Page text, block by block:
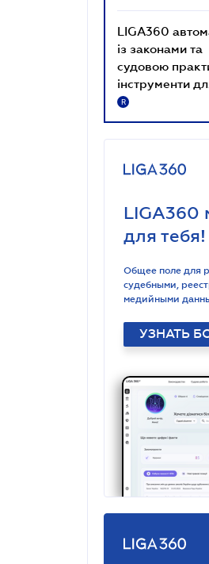
LIGA360
із законами та
судовою
інструменти
R
LIGA360
для тебя!
Общее поле для
судебными,
медийными
УЗНАТЬ